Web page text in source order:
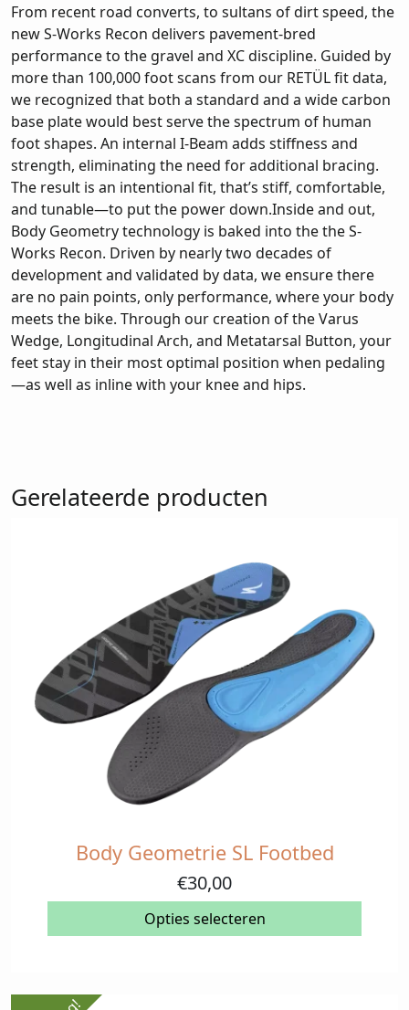
From recent road converts, to sultans of dirt speed, the
new S-Works Recon delivers pavement-bred
performance to the gravel and XC discipline. Guided by
more than 100,000 foot scans from our RETÜL fit data,
we recognized that both a standard and a wide carbon
base plate would best serve the spectrum of human
foot shapes. An internal I-Beam adds stiffness and
strength, eliminating the need for additional bracing.
The result is an intentional fit, that’s stiff, comfortable,
and tunable—to put the power down.Inside and out,
Body Geometry technology is baked into the the S-
Works Recon. Driven by nearly two decades of
development and validated by data, we ensure there
are no pain points, only performance, where your body
meets the bike. Through our creation of the Varus
Wedge, Longitudinal Arch, and Metatarsal Button, your
feet stay in their most optimal position when pedaling
—as well as inline with your knee and hips.
Gerelateerde producten
Body Geometrie SL Footbed
€30,00
Opties selecteren
variaties.
kan